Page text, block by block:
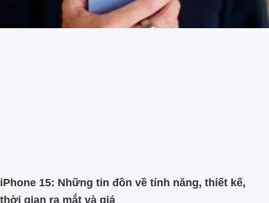
iPhone 15: Những tin đồn về tính năng, thiết kế,
thời gian ra mắt và giá